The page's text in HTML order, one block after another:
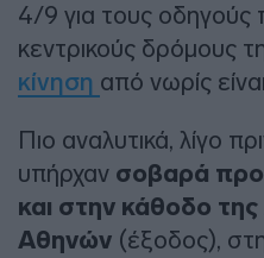
4/9 για τους οδηγούς
κεντρικούς δρόμους
κίνηση από νωρίς
Πιο αναλυτικά, λίγο
υπήρχαν σοβαρά
και στην κάθοδο
Αθηνών (έξοδος),